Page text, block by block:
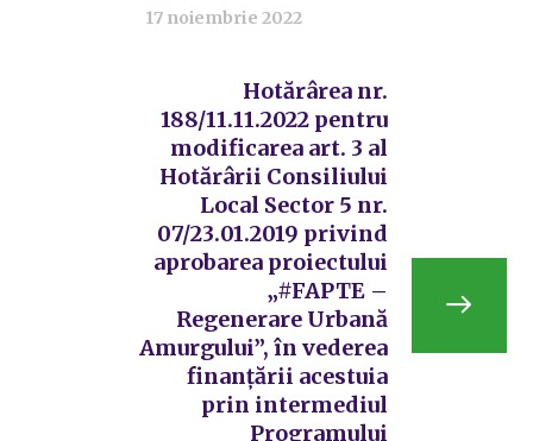
17 noiembrie 2022
Hotărârea nr.
188/11.11.2022 pentru
modificarea art. 3 al
Hotărârii Consiliului
Local Sector 5 nr.
07/23.01.2019 privind
aprobarea proiectului
„#FAPTE –
Regenerare Urbană
Amurgului”, în vederea
finanțării acestuia
prin intermediul
Programului